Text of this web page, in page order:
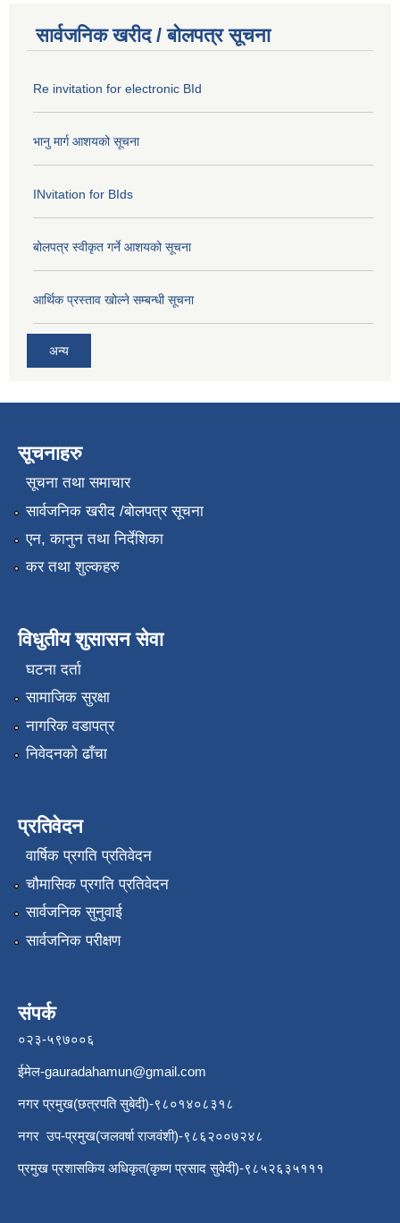
सार्वजनिक खरीद / बोलपत्र सूचना
Re invitation for electronic BId
भानु मार्ग आशयको सूचना
INvitation for BIds
बोलपत्र स्वीकृत गर्ने आशयको सूचना
आर्थिक प्रस्ताव खोल्ने सम्बन्धी सूचना
अन्य
सूचनाहरु
सूचना तथा समाचार
सार्वजनिक खरीद /बोलपत्र सूचना
एन, कानुन तथा निर्देशिका
कर तथा शुल्कहरु
विधुतीय शुसासन सेवा
घटना दर्ता
सामाजिक सुरक्षा
नागरिक वडापत्र
निवेदनको ढाँचा
प्रतिवेदन
वार्षिक प्रगति प्रतिवेदन
चौमासिक प्रगति प्रतिवेदन
सार्वजनिक सुनुवाई
सार्वजनिक परीक्षण
संपर्क
०२३-५९७००६
ईमेल-gauradahamun@gmail.com
नगर प्रमुख(छत्रपति सुबेदी)-९८०१४०८३१८
नगर उप-प्रमुख(जलवर्षा राजवंशी)-९८६२००७२४८
प्रमुख प्रशासकिय अधिकृत(कृष्ण प्रसाद सुवेदी)-९८५२६३५१११